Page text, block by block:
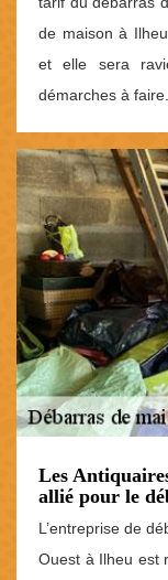
de maison à
et elle sera
démarches à faire.
Les
allié pour le
L’entreprise de
Ouest à Ilheu est